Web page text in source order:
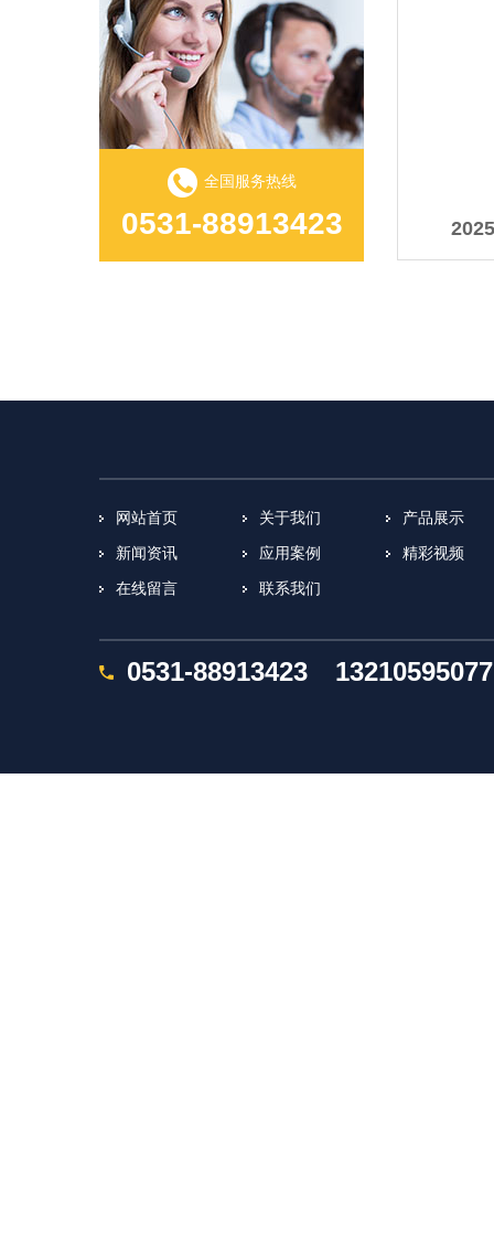
全国服务热线
0531-88913423
网站首页 关于我们
产品展示
新闻资讯
应用案例
精彩视频
在线留言
联系我们
0531-88913423 13210595077